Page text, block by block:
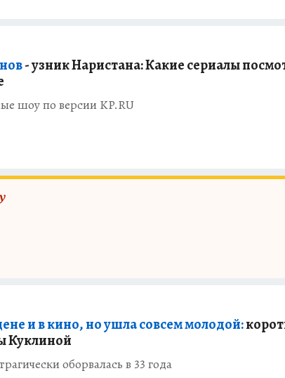
- узник Наристана: Какие сериалы
шоу по версии KP.RU
и в кино, но ушла совсем молодой:
Куклиной
оборвалась в 33 года